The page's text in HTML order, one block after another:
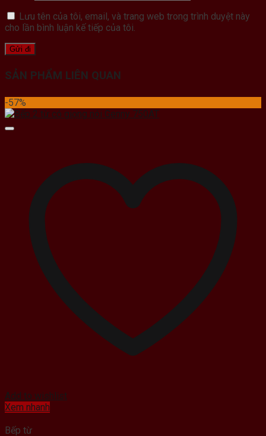
Lưu tên của tôi, email, và trang web trong trình duyệt này
cho lần bình luận kế tiếp của tôi.
SẢN PHẨM LIÊN QUAN
-57%
Add to wishlist
Xem nhanh
Bếp từ